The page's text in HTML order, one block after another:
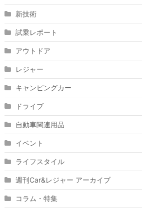
新技術
試乗レポート
アウトドア
レジャー
キャンピングカー
ドライブ
自動車関連用品
イベント
ライフスタイル
週刊Car&レジャー アーカイブ
コラム・特集